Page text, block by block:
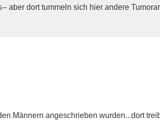
aber dort tummeln sich hier andere
Männern angeschrieben wurden...dort